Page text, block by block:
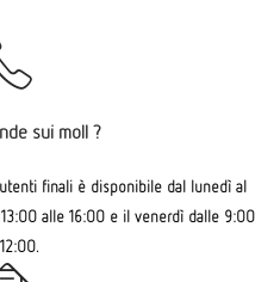
sui moll ?
finali è disponibile dal lunedì al
alle 16:00 e il venerdì dalle 9:00